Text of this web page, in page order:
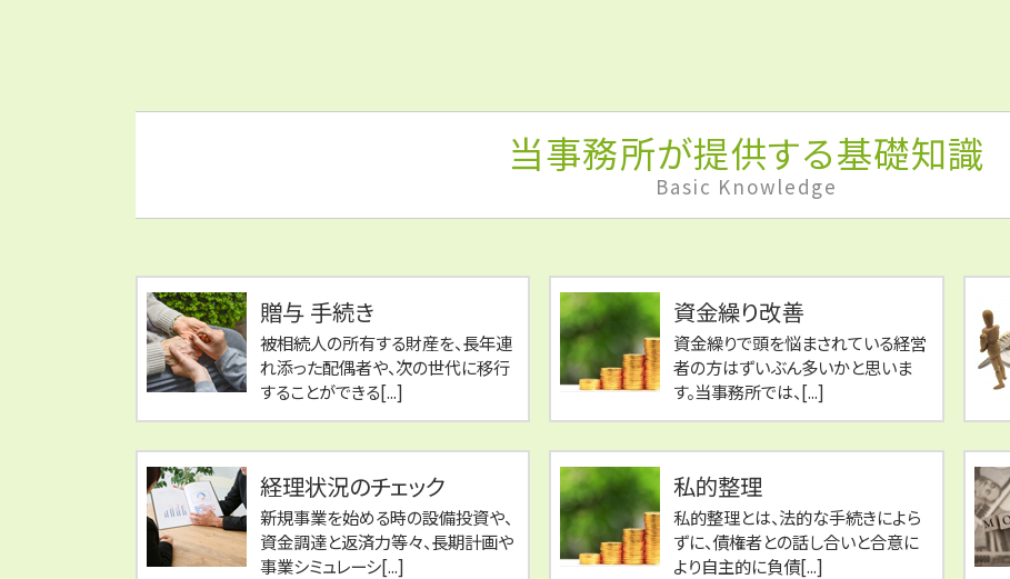
当事務所が提供する基礎知識
Basic Knowledge
贈与 手続き
被相続人の所有する財産を、長年連
れ添った配偶者や、次の世代に移行
することができる[...]
資金繰り改善
資金繰りで頭を悩まされている経営
者の方はずいぶん多いかと思いま
す。当事務所では、[...]
経理状況のチェック
新規事業を始める時の設備投資や、
資金調達と返済力等々、長期計画や
事業シミュレーシ[...]
私的整理
私的整理とは、法的な手続きによら
ずに、債権者との話し合いと合意に
より自主的に負債[...]